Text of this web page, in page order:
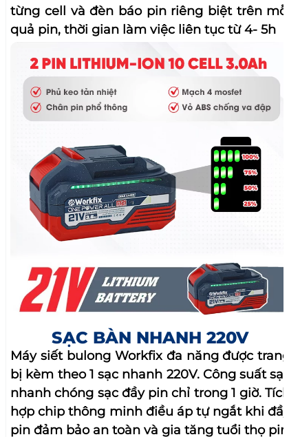
SẠC BÀN NHANH 220V
Máy siết bulong Workfix đa năng được trang
bị kèm theo 1 sạc nhanh 220V. Công suất sạc
nhanh chóng sạc đầy pin chỉ trong 1 giờ. Tích
hợp chip thông minh điều áp tự ngắt khi đầy
pin đảm bảo an toàn và gia tăng tuổi thọ pin